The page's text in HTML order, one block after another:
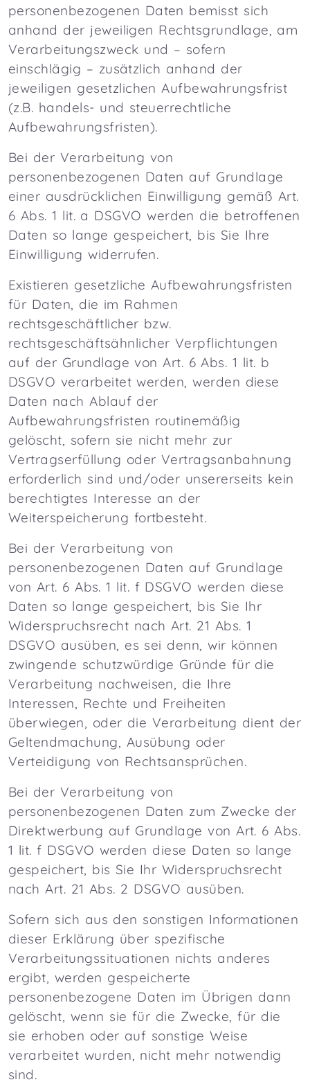
personenbezogenen Daten bemisst sich
anhand der jeweiligen Rechtsgrundlage, am
Verarbeitungszweck und – sofern
einschlägig – zusätzlich anhand der
jeweiligen gesetzlichen Aufbewahrungsfrist
(z.B. handels- und steuerrechtliche
Aufbewahrungsfristen).
Bei der Verarbeitung von
personenbezogenen Daten auf Grundlage
einer ausdrücklichen Einwilligung gemäß Art.
6 Abs. 1 lit. a DSGVO werden die betroffenen
Daten so lange gespeichert, bis Sie Ihre
Einwilligung widerrufen.
Existieren gesetzliche Aufbewahrungsfristen
für Daten, die im Rahmen
rechtsgeschäftlicher bzw.
rechtsgeschäftsähnlicher Verpflichtungen
auf der Grundlage von Art. 6 Abs. 1 lit. b
DSGVO verarbeitet werden, werden diese
Daten nach Ablauf der
Aufbewahrungsfristen routinemäßig
gelöscht, sofern sie nicht mehr zur
Vertragserfüllung oder Vertragsanbahnung
erforderlich sind und/oder unsererseits kein
berechtigtes Interesse an der
Weiterspeicherung fortbesteht.
Bei der Verarbeitung von
personenbezogenen Daten auf Grundlage
von Art. 6 Abs. 1 lit. f DSGVO werden diese
Daten so lange gespeichert, bis Sie Ihr
Widerspruchsrecht nach Art. 21 Abs. 1
DSGVO ausüben, es sei denn, wir können
zwingende schutzwürdige Gründe für die
Verarbeitung nachweisen, die Ihre
Interessen, Rechte und Freiheiten
überwiegen, oder die Verarbeitung dient der
Geltendmachung, Ausübung oder
Verteidigung von Rechtsansprüchen.
Bei der Verarbeitung von
personenbezogenen Daten zum Zwecke der
Direktwerbung auf Grundlage von Art. 6 Abs.
1 lit. f DSGVO werden diese Daten so lange
gespeichert, bis Sie Ihr Widerspruchsrecht
nach Art. 21 Abs. 2 DSGVO ausüben.
Sofern sich aus den sonstigen Informationen
dieser Erklärung über spezifische
Verarbeitungssituationen nichts anderes
ergibt, werden gespeicherte
personenbezogene Daten im Übrigen dann
gelöscht, wenn sie für die Zwecke, für die
sie erhoben oder auf sonstige Weise
verarbeitet wurden, nicht mehr notwendig
sind.